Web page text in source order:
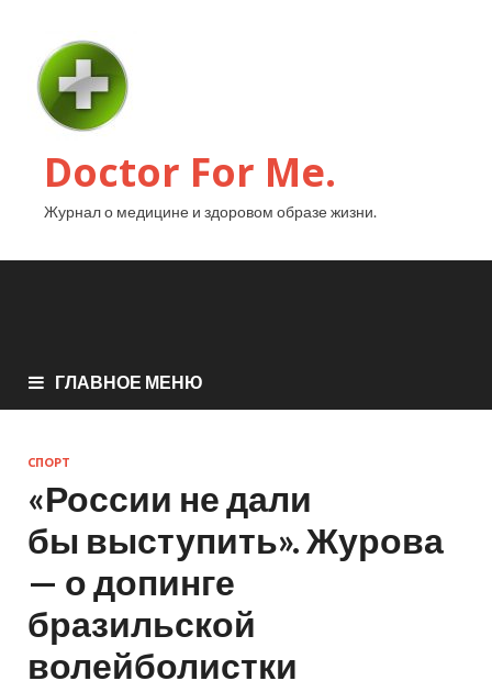
Doctor For Me.
Журнал о медицине и здоровом образе жизни.
ГЛАВНОЕ МЕНЮ
СПОРТ
«России не дали
бы выступить». Журова
— о допинге
бразильской
волейболистки